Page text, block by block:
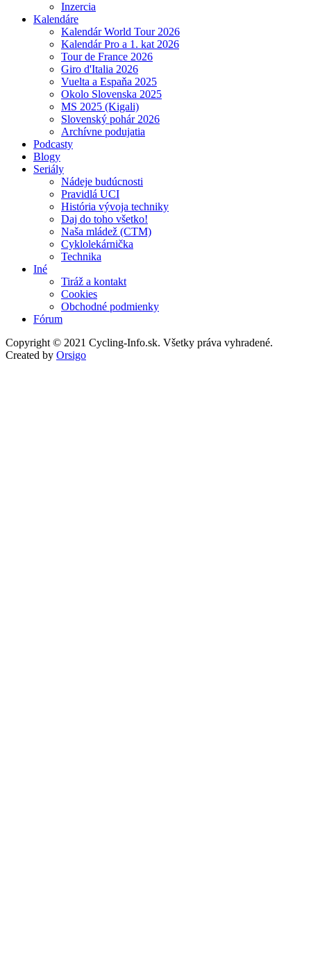
Inzercia
Kalendáre
Kalendár World Tour 2026
Kalendár Pro a 1. kat 2026
Tour de France 2026
Giro d'Italia 2026
Vuelta a Espaňa 2025
Okolo Slovenska 2025
MS 2025 (Kigali)
Slovenský pohár 2026
Archívne podujatia
Podcasty
Blogy
Seriály
Nádeje budúcnosti
Pravidlá UCI
História vývoja techniky
Daj do toho všetko!
Naša mládež (CTM)
Cyklolekárnička
Technika
Iné
Tiráž a kontakt
Cookies
Obchodné podmienky
Fórum
Copyright © 2021 Cycling-Info.sk. Všetky práva vyhradené.
Created by Orsigo